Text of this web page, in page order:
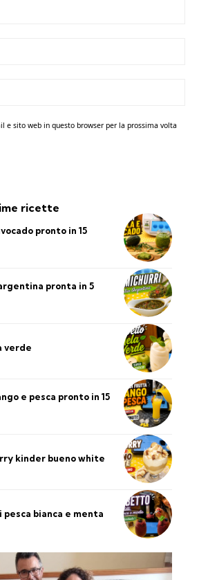
e sito web in questo browser per la prossima volta
ricette
pronto in 15
pronta in 5
verde
e pesca pronto in 15
kinder bueno white
bianca e menta